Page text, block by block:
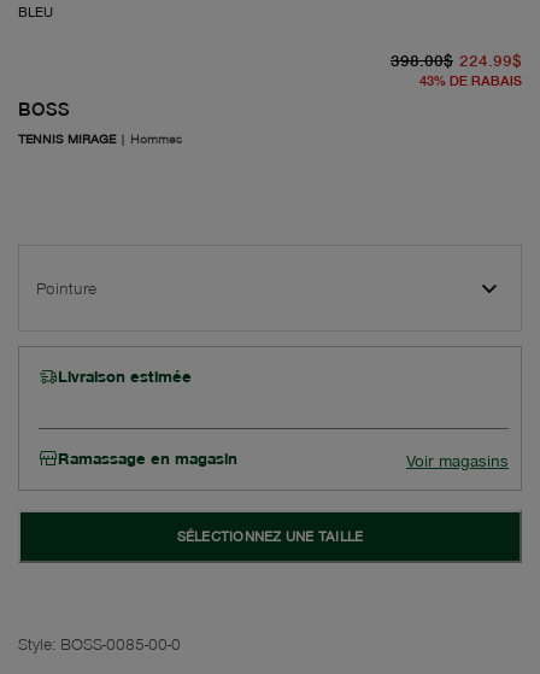
BLEU
BOSS
TENNIS MIRAGE| Hommes
398.00$ 224.99$
43% DE RABAIS
Pointure
Livraison estimée
Ramassage en magasin Voir magasins
SÉLECTIONNEZ UNE TAILLE
Style: BOSS-0085-00-0